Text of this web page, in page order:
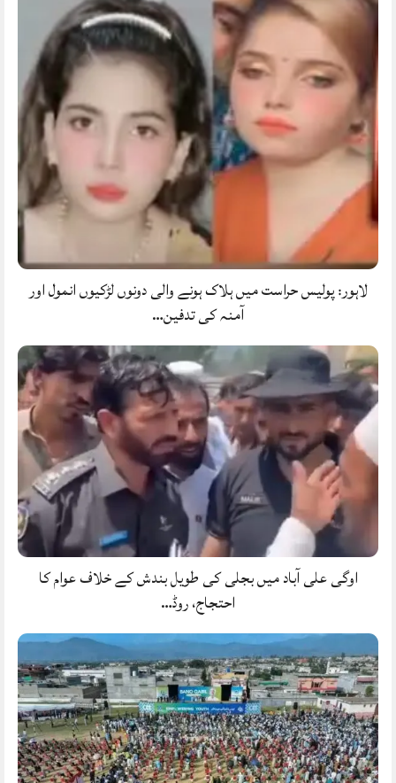
لاہور: پولیس حراست میں ہلاک ہونے والی دونوں لڑکیوں انمول اور
آمنہ کی تدفین…
اوگی علی آباد میں بجلی کی طویل بندش کے خلاف عوام کا
احتجاج، روڈ…